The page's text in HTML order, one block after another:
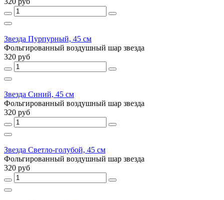
Звезда Пурпурный, 45 см
Фольгированный воздушный шар звезда
320 руб
Звезда Синий, 45 см
Фольгированный воздушный шар звезда
320 руб
Звезда Светло-голубой, 45 см
Фольгированный воздушный шар звезда
320 руб